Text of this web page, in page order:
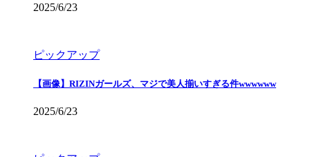
2025/6/23
ピックアップ
【画像】RIZINガールズ、マジで美人揃いすぎる件wwwwww
2025/6/23